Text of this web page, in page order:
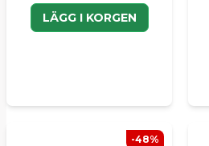
LÄGG I KORGEN
-48%